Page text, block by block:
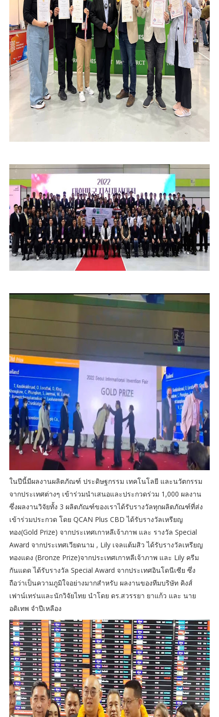
ในปีนี้มีผลงานผลิตภัณฑ์ ประดิษฐกรรม เทคโนโลยี และนวัตกรรม
จากประเทศต่างๆ เข้าร่วมนำเสนอและประกวดร่วม 1,000 ผลงาน
ซึ่งผลงานวิจัยทั้ง 3 ผลิตภัณฑ์ของเราได้รับรางวัลทุกผลิตภัณฑ์ที่ส่ง
เข้าร่วมประกวด โดย QCAN Plus CBD ได้รับรางวัลเหรียญ
ทอง(Gold Prize) จากประเทศเกาหลีเจ้าภาพ และ รางวัล Special
Award จากประเทศเวียดนาม , Lily เจลแต้มสิว ได้รับรางวัลเหรียญ
ทองแดง (Bronze Prize)จากประเทศเกาหลีเจ้าภาพ และ Lily ครีม
กันแดด ได้รับรางวัล Special Award จากประเทศอินโดนีเซีย ซึ่ง
ถือว่าเป็นความภูมิใจอย่างมากสำหรับ ผลงานของทีมบริษัท คิงส์
เฟาน์เทร่นและนักวิจัยไทย นำโดย ดร.สวรรยา ยาแก้ว และ นาย
อดิเทพ จำปีเหลือง